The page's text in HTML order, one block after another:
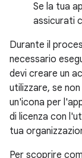
Se la tua
assicurati
Durante il
necessario
devi creare un
utilizzare, se
un'icona per
di licenza con
tua
Per scoprire